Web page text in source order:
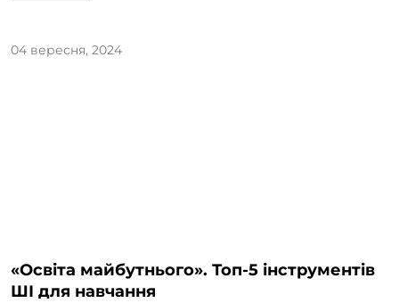
04 вересня, 2024
«Освіта майбутнього». Топ-5 інструментів
ШІ для навчання